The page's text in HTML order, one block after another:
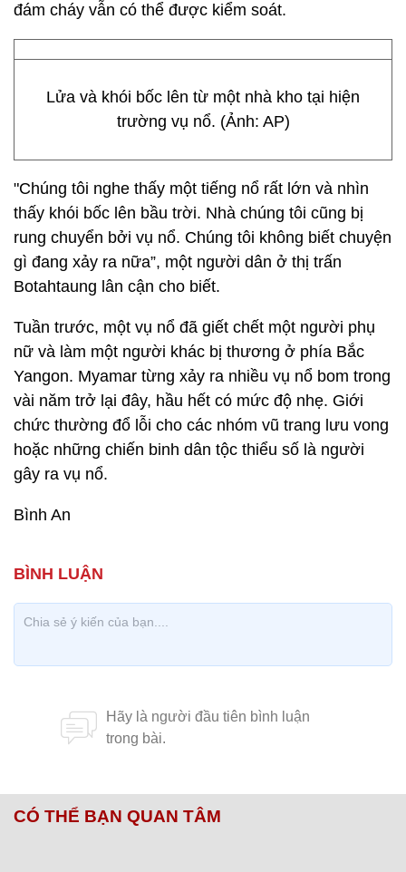
đám cháy vẫn có thể được kiểm soát.
Lửa và khói bốc lên từ một nhà kho tại hiện
trường vụ nổ. (Ảnh: AP)
"Chúng tôi nghe thấy một tiếng nổ rất lớn và nhìn
thấy khói bốc lên bầu trời. Nhà chúng tôi cũng bị
rung chuyển bởi vụ nổ. Chúng tôi không biết chuyện
gì đang xảy ra nữa”, một người dân ở thị trấn
Botahtaung lân cận cho biết.
Tuần trước, một vụ nổ đã giết chết một người phụ
nữ và làm một người khác bị thương ở phía Bắc
Yangon. Myamar từng xảy ra nhiều vụ nổ bom trong
vài năm trở lại đây, hầu hết có mức độ nhẹ. Giới
chức thường đổ lỗi cho các nhóm vũ trang lưu vong
hoặc những chiến binh dân tộc thiểu số là người
gây ra vụ nổ.
Bình An
CÓ THỂ BẠN QUAN TÂM